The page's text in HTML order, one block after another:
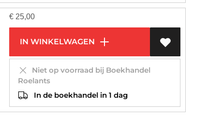
€ 25,00
IN WINKELWAGEN
Niet op voorraad bij Boekhandel
Roelants
In de boekhandel in 1 dag